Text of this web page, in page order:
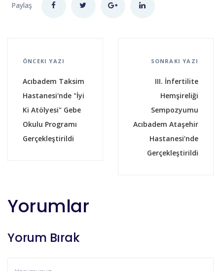
Paylaş
ÖNCEKI YAZI
Acıbadem Taksim
Hastanesi'nde "İyi
Ki Atölyesi" Gebe
Okulu Programı
Gerçekleştirildi
SONRAKI YAZI
III. İnfertilite
Hemşireliği
Sempozyumu
Acıbadem Ataşehir
Hastanesi’nde
Gerçekleştirildi
Yorumlar
Yorum Bırak